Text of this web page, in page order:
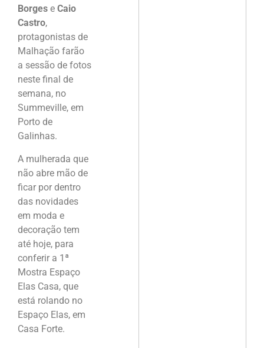
Borges e Caio
Castro,
protagonistas de
Malhação farão
a sessão de fotos
neste final de
semana, no
Summeville, em
Porto de
Galinhas.
A mulherada que
não abre mão de
ficar por dentro
das novidades
em moda e
decoração tem
até hoje, para
conferir a 1ª
Mostra Espaço
Elas Casa, que
está rolando no
Espaço Elas, em
Casa Forte.